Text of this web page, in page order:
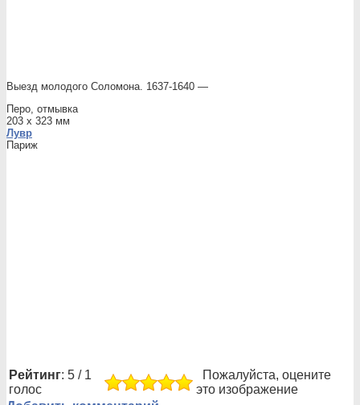
Выезд молодого Соломона. 1637-1640 —
Перо, отмывка
203 x 323 мм
Лувр
Париж
Рейтинг: 5 / 1
голос
Пожалуйста, оцените
это изображение